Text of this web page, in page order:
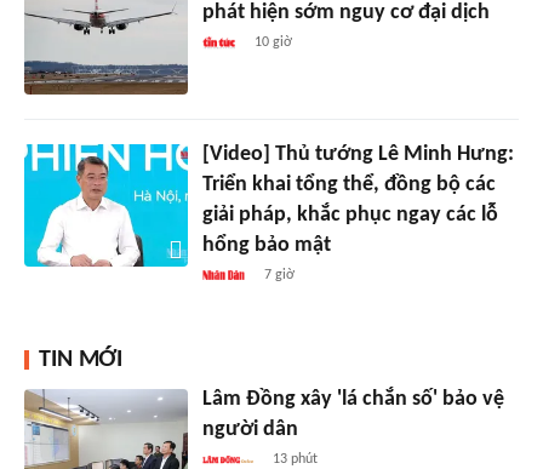
phát hiện sớm nguy cơ đại dịch
10 giờ
[Video] Thủ tướng Lê Minh Hưng:
Triển khai tổng thể, đồng bộ các
giải pháp, khắc phục ngay các lỗ
hổng bảo mật
7 giờ
TIN MỚI
Lâm Đồng xây 'lá chắn số' bảo vệ
người dân
13 phút